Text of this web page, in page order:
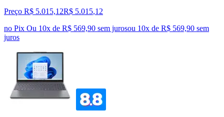
Preço R$ 5.015,12R$ 5.015,12
no Pix Ou 10x de R$ 569,90 sem jurosou 10x de R$ 569,90 sem
juros